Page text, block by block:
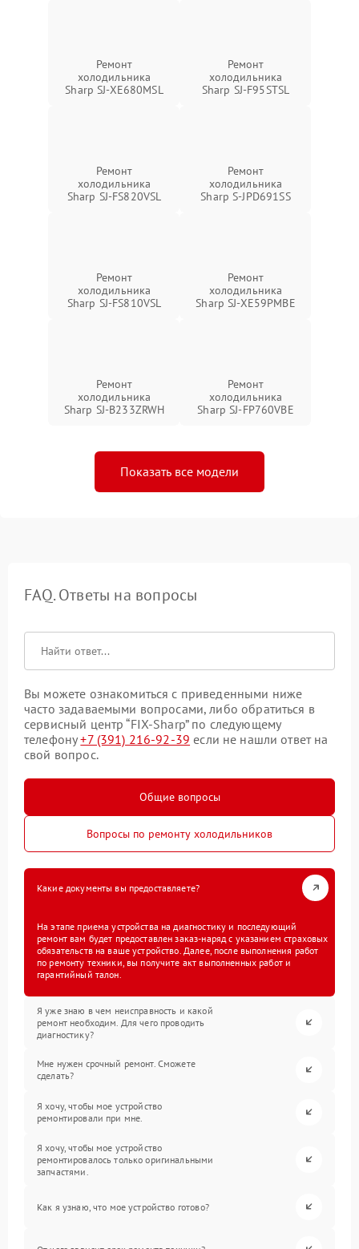
Ремонт
холодильника
Sharp SJ-XE680MSL
Ремонт
холодильника
Sharp SJ-F95STSL
Ремонт
холодильника
Sharp SJ-FS820VSL
Ремонт
холодильника
Sharp S-JPD691SS
Ремонт
холодильника
Sharp SJ-FS810VSL
Ремонт
холодильника
Sharp SJ-XE59PMBE
Ремонт
холодильника
Sharp SJ-B233ZRWH
Ремонт
холодильника
Sharp SJ-FP760VBE
Показать все модели
FAQ. Ответы на вопросы
Вы можете ознакомиться с приведенными ниже
часто задаваемыми вопросами, либо обратиться в
сервисный центр “FIX-Sharp” по следующему
телефону+7 (391) 216-92-39 если не нашли ответ на
свой вопрос.
Общие вопросы
Вопросы по ремонту холодильников
Какие документы вы предоставляете?
На этапе приема устройства на диагностику и последующий
ремонт вам будет предоставлен заказ-наряд с указанием страховых
обязательств на ваше устройство. Далее, после выполнения работ
по ремонту техники, вы получите акт выполненных работ и
гарантийный талон.
Я уже знаю в чем неисправность и какой
ремонт необходим. Для чего проводить
диагностику?
Мне нужен срочный ремонт. Сможете
сделать?
Я хочу, чтобы мое устройство
ремонтировали при мне.
Я хочу, чтобы мое устройство
ремонтировалось только оригинальными
запчастями.
Как я узнаю, что мое устройство готово?